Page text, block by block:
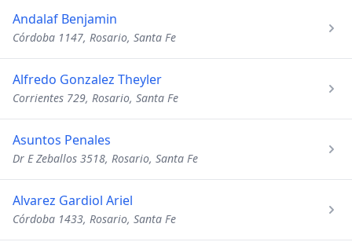
Andalaf Benjamin
Córdoba 1147, Rosario, Santa Fe
Alfredo Gonzalez Theyler
Corrientes 729, Rosario, Santa Fe
Asuntos Penales
Dr E Zeballos 3518, Rosario, Santa Fe
Alvarez Gardiol Ariel
Córdoba 1433, Rosario, Santa Fe